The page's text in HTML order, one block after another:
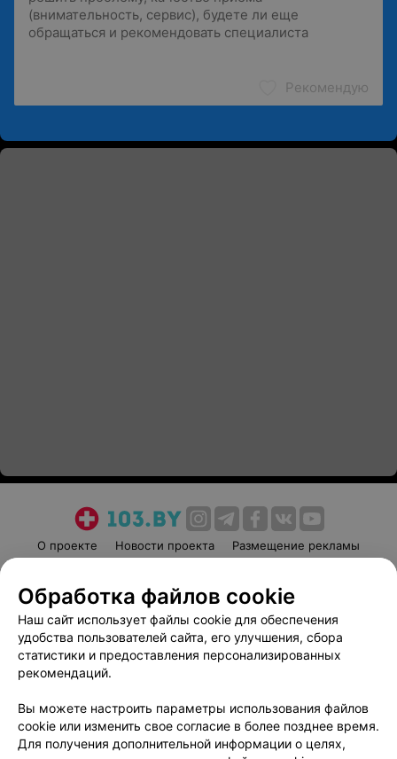
Рекомендую
О проекте Новости проекта
Размещение рекламы
Пользовательское соглашение
Способы оплаты
Вакансии
Партнеры
Написать руководителю 103.by
Обработка персональных данных
Обработка файлов cookie
Наш сайт использует файлы cookie для обеспечения
удобства пользователей сайта, его улучшения, сбора
статистики и предоставления персонализированных
рекомендаций.
Вы можете настроить параметры использования файлов
cookie или изменить свое согласие в более позднее время.
Для получения дополнительной информации о целях,